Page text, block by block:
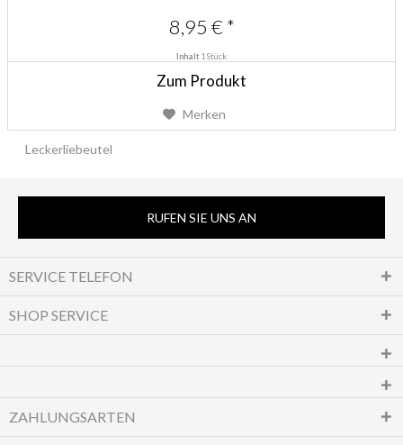
8,95 € *
Inhalt 1 Stück
Zum Produkt
Merken
Leckerliebeutel
RUFEN SIE UNS AN
SERVICE TELEFON
SHOP SERVICE
ZAHLUNGSARTEN